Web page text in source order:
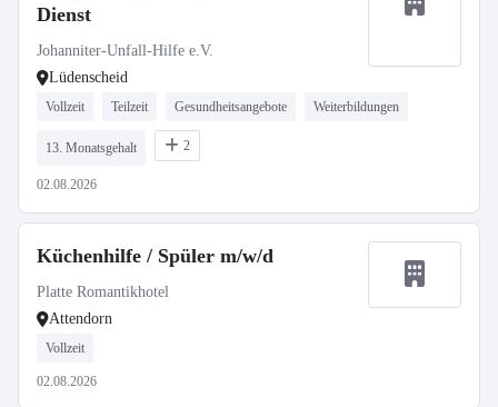
Dienst
Johanniter-Unfall-Hilfe e.V.
Lüdenscheid
Vollzeit Teilzeit Gesundheitsangebote Weiterbildungen
13. Monatsgehalt 2
02.08.2026
Küchenhilfe / Spüler m/w/d
Platte Romantikhotel
Attendorn
Vollzeit
02.08.2026